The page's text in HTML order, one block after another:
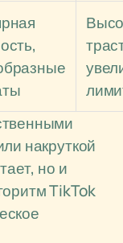
накруткой
но и
TikTok